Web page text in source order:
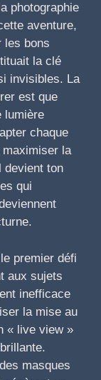
photographie
aventure,
les bons
la clé
invisibles. La
est que
lumière
chaque
maximiser la
devient ton
qui
premier défi
aux sujets
inefficace
la mise au
« live view »
masques